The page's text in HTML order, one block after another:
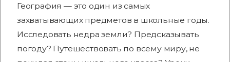
География — это один из самых
захватывающих предметов в школьные годы.
Исследовать недра земли? Предсказывать
погоду? Путешествовать по всему миру, не